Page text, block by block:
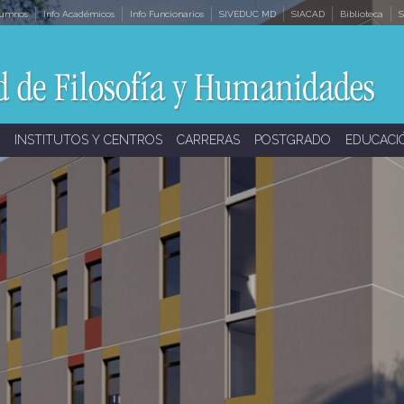
Info Académicos Info Funcionarios SIVEDUC MD SIACAD Biblioteca
INSTITUTOS Y CENTROS CARRERAS POSTGRADO